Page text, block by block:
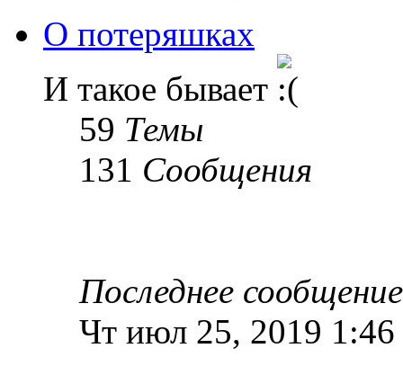
О потеряшках
И такое бывает
59 Темы
131 Сообщения
Последнее сообщение
Чт июл 25, 2019 1:46